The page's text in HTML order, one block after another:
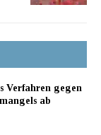
Verfahren gegen
ab